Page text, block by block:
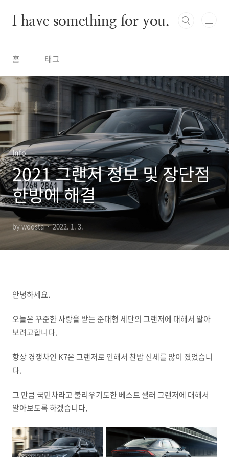
I have something for you.
홈 태그
Info
2021 그랜저 정보 및 장단점
한방에 해결
by woosta 2022. 1. 3.
안녕하세요.
오늘은 꾸준한 사랑을 받는 준대형 세단의 그랜저에 대해서 알아
보려고합니다.
항상 경쟁차인 K7은 그랜저로 인해서 찬밥 신세를 많이 졌었습니
다.
그 만큼 국민차라고 불리우기도한 베스트 셀러 그랜저에 대해서
알아보도록 하겠습니다.